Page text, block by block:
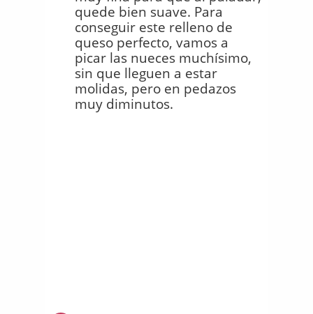
quede bien suave. Para
conseguir este relleno de
queso perfecto, vamos a
picar las nueces muchísimo,
sin que lleguen a estar
molidas, pero en pedazos
muy diminutos.